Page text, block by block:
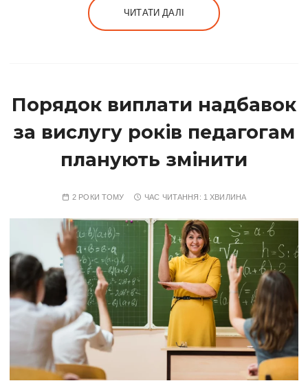
ЧИТАТИ ДАЛІ
Порядок виплати надбавок
за вислугу років педагогам
планують змінити
2 РОКИ ТОМУ ЧАС ЧИТАННЯ: 1 ХВИЛИНА